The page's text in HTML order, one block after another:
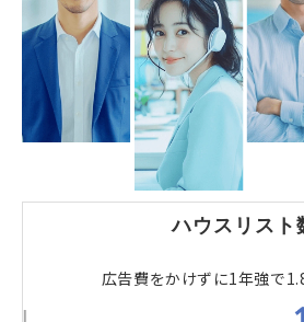
ハウスリスト
広告費をかけずに1年強で